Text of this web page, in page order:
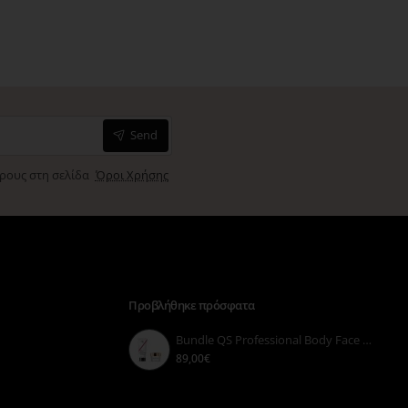
Send
στη σελίδα Όροι Χρήσης
Προβλήθηκε πρόσφατα
Bundle QS Professional Body Face & Neck
89,00€